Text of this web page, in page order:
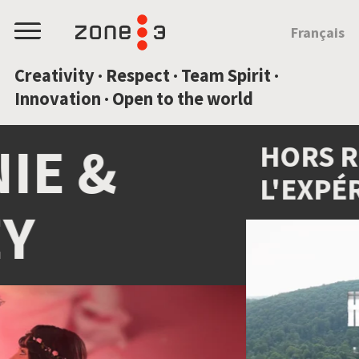
Menu
Creativity · Respect · Team Spirit ·
Innovation · Open to the world
Français
HORS RÉSEAU :
L'EXPÉRIENCE